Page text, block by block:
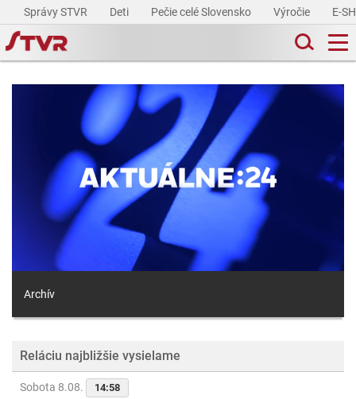
Správy STVR Deti Pečie celé Slovensko Výročie E-
Archív
Reláciu najbližšie vysielame
Sobota 8.08. 14:58